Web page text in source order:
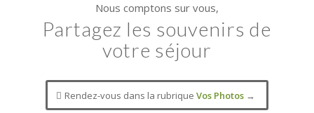
Nous comptons sur vous,
Partagez les souvenirs de
votre séjour
Rendez-vous dans la rubrique Vos Photos→